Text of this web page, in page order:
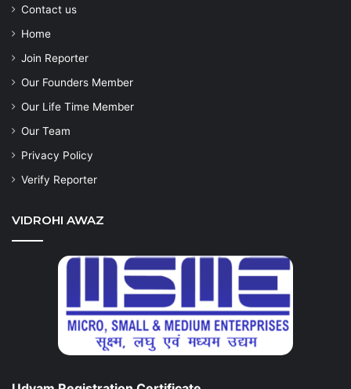
Contact us
Home
Join Reporter
Our Founders Member
Our Life Time Member
Our Team
Privacy Policy
Verify Reporter
VIDROHI AWAZ